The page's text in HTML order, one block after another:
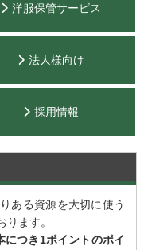
洋服保管サービス
法人様向け
採用情報
ある資源を大切に使う
ます。
につき1ポイントのポイ